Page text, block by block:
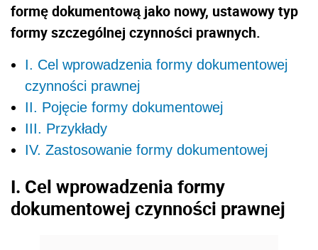
formę dokumentową jako nowy, ustawowy typ
formy szczególnej czynności prawnych.
I. Cel wprowadzenia formy dokumentowej
czynności prawnej
II. Pojęcie formy dokumentowej
III. Przykłady
IV. Zastosowanie formy dokumentowej
I. Cel wprowadzenia formy
dokumentowej czynności prawnej